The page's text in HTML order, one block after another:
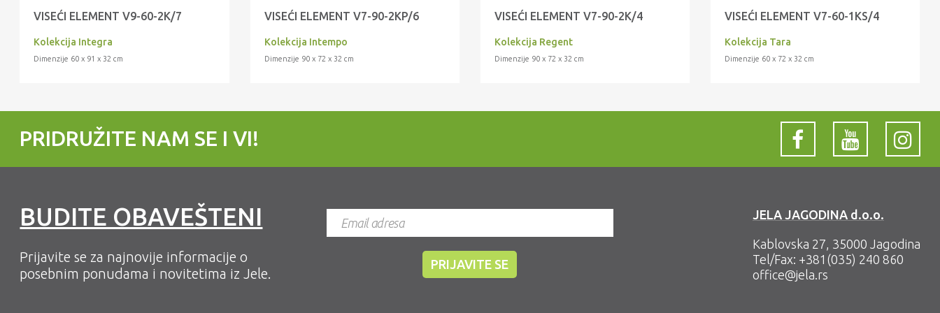
VISEĆI ELEMENT V9-60-2K/7
Kolekcija Integra
Dimenzije 60 x 91 x 32 cm
VISEĆI ELEMENT V7-90-2KP/6
Kolekcija Intempo
Dimenzije 90 x 72 x 32 cm
VISEĆI ELEMENT V7-90-2K/4
Kolekcija Regent
Dimenzije 90 x 72 x 32 cm
VISEĆI ELEMENT V7-60-1KS/4
Kolekcija Tara
Dimenzije 60 x 72 x 32 cm
PRIDRUŽITE NAM SE I VI!
BUDITE OBAVEŠTENI
Prijavite se za najnovije informacije o
posebnim ponudama i novitetima iz Jele.
JELA JAGODINA d.o.o.
Kablovska 27, 35000 Jagodina
Tel/Fax: +381(035) 240 860
office@jela.rs